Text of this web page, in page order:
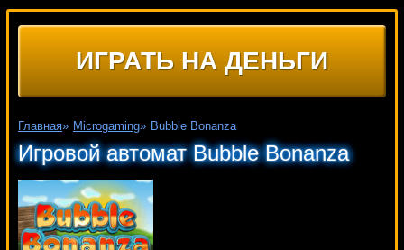
ИГРАТЬ НА ДЕНЬГИ
Главная» Microgaming» Bubble Bonanza
Игровой автомат Bubble Bonanza